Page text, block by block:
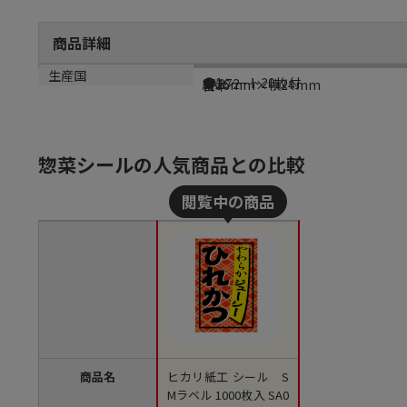
商品詳細
商品説明
●1シート20枚付
メーカー品番
SA072
サイズ
縦36mm×横24mm
生産国
日本
惣菜シールの人気商品との比較
商品名
ヒカリ紙工 シール S
Mラベル 1000枚入 SA0